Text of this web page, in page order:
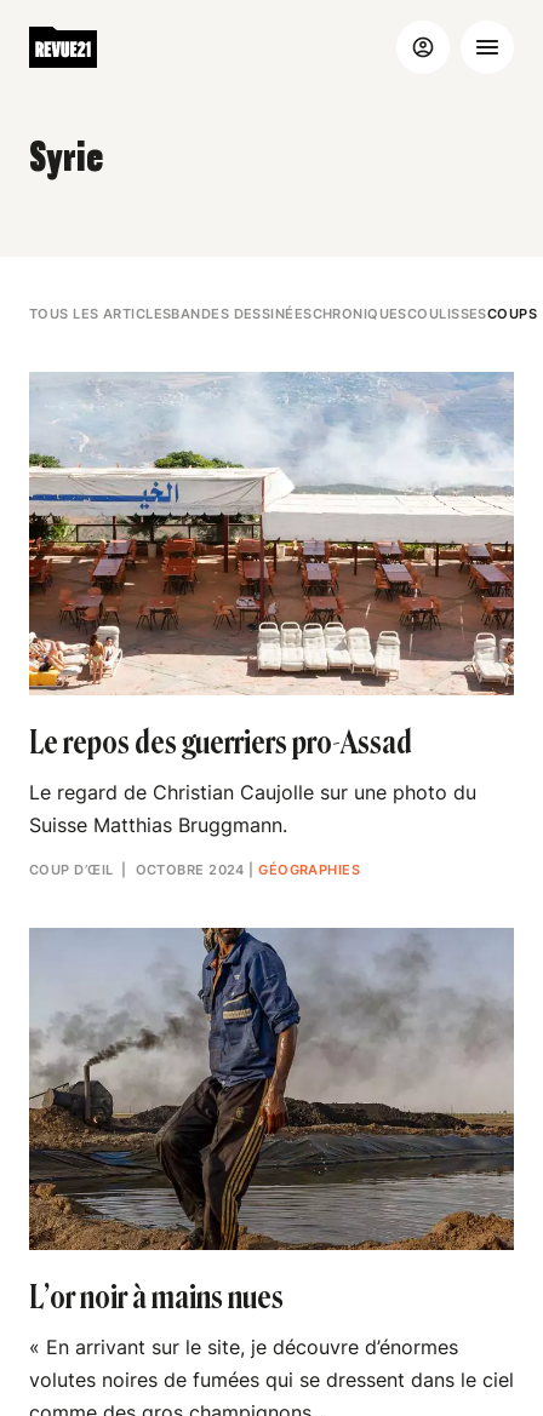
Syrie
TOUS LES ARTICLESBANDES DESSINÉESCHRONIQUESCOULISSESCOUPS
Le repos des guerriers pro-Assad
Le regard de Christian Caujolle sur une photo du
Suisse Matthias Bruggmann.
COUP D’ŒIL | OCTOBRE 2024 |GÉOGRAPHIES
L’or noir à mains nues
« En arrivant sur le site, je découvre d’énormes
volutes noires de fumées qui se dressent dans le ciel